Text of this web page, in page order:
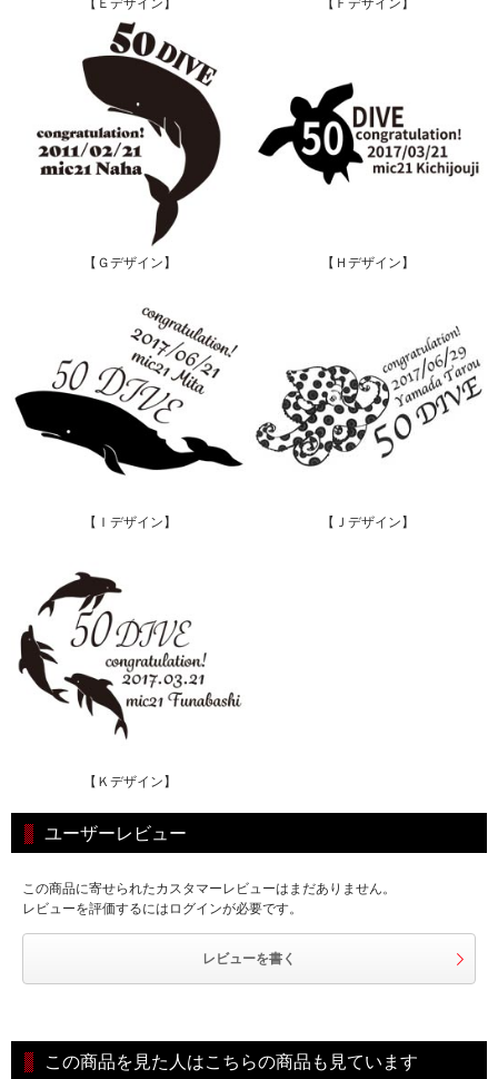
【Ｅデザイン】 【Ｆデザイン】
【Ｇデザイン】 【Ｈデザイン】
【Ｉデザイン】 【Ｊデザイン】
【Ｋデザイン】
ユーザーレビュー
この商品に寄せられたカスタマーレビューはまだありません。
レビューを評価するにはログインが必要です。
レビューを書く
この商品を見た人はこちらの商品も見ています